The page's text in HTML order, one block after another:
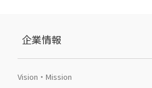
企業情報
Vision・Mission